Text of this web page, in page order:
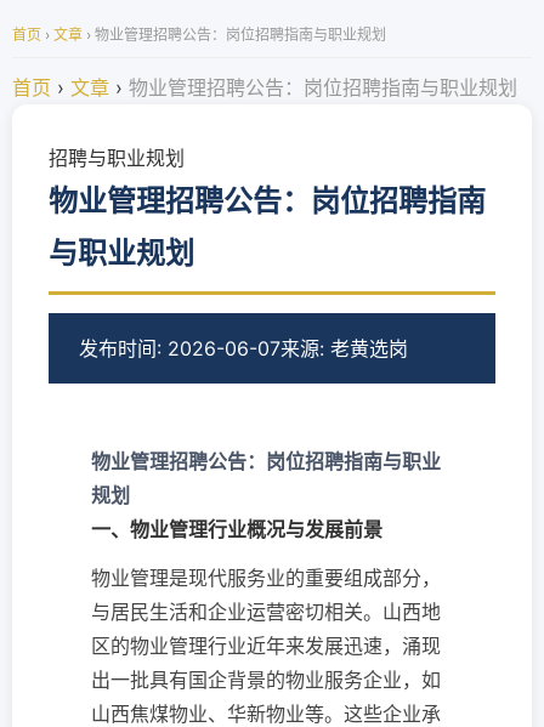
首页 › 文章 › 物业管理招聘公告：岗位招聘指南与职业规划
首页 › 文章 › 物业管理招聘公告：岗位招聘指南与职业规划
招聘与职业规划
物业管理招聘公告：岗位招聘指南
与职业规划
发布时间: 2026-06-07来源: 老黄选岗
物业管理招聘公告：岗位招聘指南与职业
规划
一、物业管理行业概况与发展前景
物业管理是现代服务业的重要组成部分，
与居民生活和企业运营密切相关。山西地
区的物业管理行业近年来发展迅速，涌现
出一批具有国企背景的物业服务企业，如
山西焦煤物业、华新物业等。这些企业承